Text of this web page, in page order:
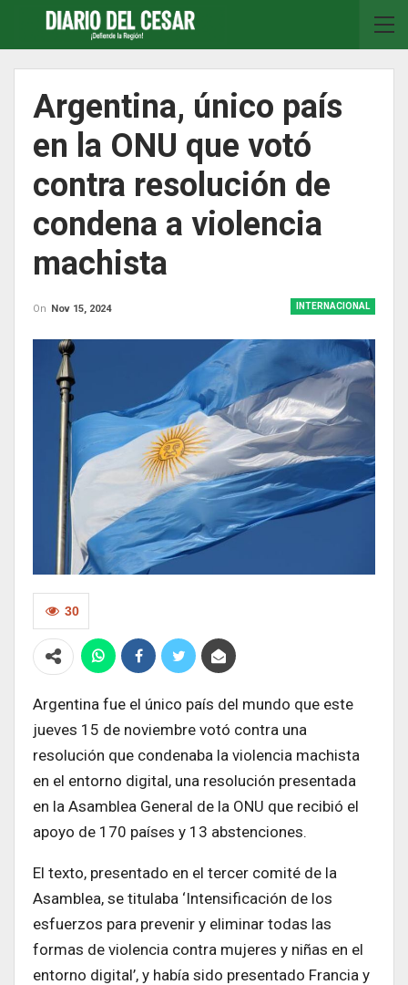
Argentina, único país
en la ONU que votó
contra resolución de
condena a violencia
machista
INTERNACIONAL
On Nov 15, 2024
30
Argentina fue el único país del mundo que este
jueves 15 de noviembre votó contra una
resolución que condenaba la violencia machista
en el entorno digital, una resolución presentada
en la Asamblea General de la ONU que recibió el
apoyo de 170 países y 13 abstenciones.
El texto, presentado en el tercer comité de la
Asamblea, se titulaba ‘Intensificación de los
esfuerzos para prevenir y eliminar todas las
formas de violencia contra mujeres y niñas en el
entorno digital’, y había sido presentado Francia y